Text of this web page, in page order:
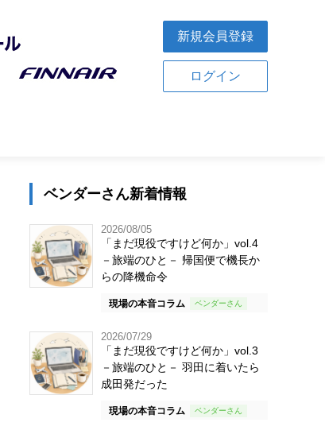
新規会員登録
ログイン
ベンダーさん新着情報
2026/08/05
「まだ現役ですけど何か」vol.4
－旅端のひと－ 帰国便で機長か
らの降機命令
現場の本音コラム
2026/07/29
「まだ現役ですけど何か」vol.3
－旅端のひと－ 羽田に着いたら
成田発だった
現場の本音コラム